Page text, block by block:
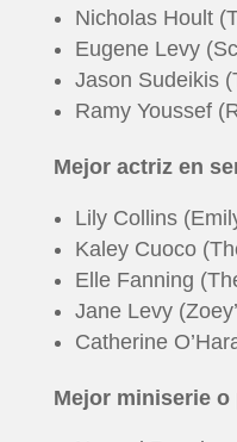
Nicholas Hoult
Eugene Levy
Jason Sudeikis
Ramy Youssef
Mejor actriz en
Lily Collins
Kaley Cuoco
Elle Fanning
Jane Levy
Catherine
Mejor miniserie o